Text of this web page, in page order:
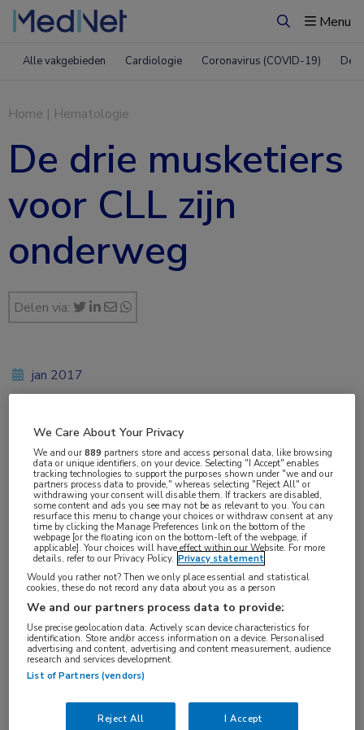
ZoekenMenu
Alle vakgebieden Cardiologie Coronavirus (COVID-19)
Home | Hematologie
De drie musketiers
voor CLL zijn
onderweg
Delen via:
Log hier in om volledige
toegang te krijgen.
of Account maken
jan 2017
Hematologie
Aandachtsgebieden:
Leukemie
We Care About Your Privacy
We and our889 partners store and access personal data, like browsing
data or unique identifiers, on your device. Selecting "I Accept" enables
tracking technologies to support the purposes shown under "we and our
partners process data to provide," whereas selecting "Reject All" or
withdrawing your consent will disable them. If trackers are disabled,
some content and ads you see may not be as relevant to you. You can
resurface this menu to change your choices or withdraw consent at any
time by clicking the Manage Preferences link on the bottom of the
webpage [or the floating icon on the bottom-left of the webpage, if
applicable]. Your choices will have effect within our Website. For more
details, refer to our Privacy Policy. Privacy statement
Would you rather not? Then we only place essential and statistical
cookies, these do not record any data about you as a person
We and our partners process data to provide:
Use precise geolocation data. Actively scan device characteristics for
identification. Store and/or access information on a device. Personalised
advertising and content, advertising and content measurement, audience
research and services development.
List of Partners (vendors)
Reject All I Accept